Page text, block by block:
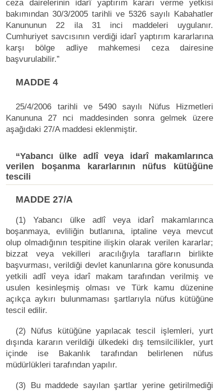
ceza dairelerinin idarî yaptırım kararı verme yetkisi
bakımından 30/3/2005 tarihli ve 5326 sayılı Kabahatler
Kanununun 22 ila 31 inci maddeleri uygulanır.
Cumhuriyet savcısının verdiği idarî yaptırım kararlarına
karşı bölge adliye mahkemesi ceza dairesine
başvurulabilir.”
MADDE 4
25/4/2006 tarihli ve 5490 sayılı Nüfus Hizmetleri
Kanununa 27 nci maddesinden sonra gelmek üzere
aşağıdaki 27/A maddesi eklenmiştir.
“Yabancı ülke adlî veya idarî makamlarınca
verilen boşanma kararlarının nüfus kütüğüne
tescili
MADDE 27/A
(1) Yabancı ülke adlî veya idarî makamlarınca
boşanmaya, evliliğin butlanına, iptaline veya mevcut
olup olmadığının tespitine ilişkin olarak verilen kararlar;
bizzat veya vekilleri aracılığıyla tarafların birlikte
başvurması, verildiği devlet kanunlarına göre konusunda
yetkili adlî veya idarî makam tarafından verilmiş ve
usulen kesinleşmiş olması ve Türk kamu düzenine
açıkça aykırı bulunmaması şartlarıyla nüfus kütüğüne
tescil edilir.
(2) Nüfus kütüğüne yapılacak tescil işlemleri, yurt
dışında kararın verildiği ülkedeki dış temsilcilikler, yurt
içinde ise Bakanlık tarafından belirlenen nüfus
müdürlükleri tarafından yapılır.
(3) Bu maddede sayılan şartlar yerine getirilmediği